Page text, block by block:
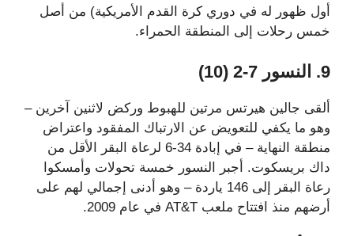
أول ظهور له في دوري كرة القدم الأمريكية) من أصل
خمس رحلات إلى المنطقة الحمراء.
9. النسور 7-2 ​​(10)
ألقى جالين هيرتس مرتين للهبوط وركض لاثنين آخرين –
وهو ما يكفي للتعويض عن الارتباك المفقود واعتراض
منطقة النهاية – في إبادة 34-6 لرعاة البقر الأقل من
داك بريسكوت. أجبر النسور خمسة تحولات وأمسكوا
رعاة البقر إلى 146 ياردة – وهو أدنى إجمالي لهم على
أرضهم منذ افتتاح ملعب AT&T في عام 2009.